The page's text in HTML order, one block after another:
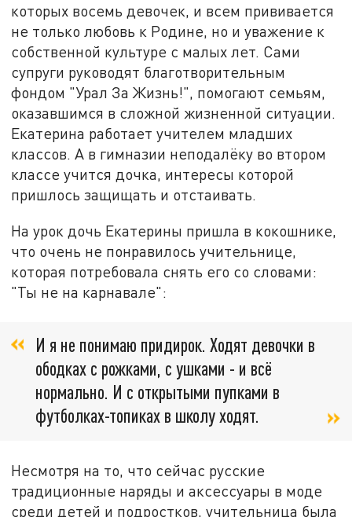
которых восемь девочек, и всем прививается
не только любовь к Родине, но и уважение к
собственной культуре с малых лет. Сами
супруги руководят благотворительным
фондом "Урал За Жизнь!", помогают семьям,
оказавшимся в сложной жизненной ситуации.
Екатерина работает учителем младших
классов. А в гимназии неподалёку во втором
классе учится дочка, интересы которой
пришлось защищать и отстаивать.
На урок дочь Екатерины пришла в кокошнике,
что очень не понравилось учительнице,
которая потребовала снять его со словами:
"Ты не на карнавале":
И я не понимаю придирок. Ходят девочки в
ободках с рожками, с ушками - и всё
нормально. И с открытыми пупками в
футболках-топиках в школу ходят.
Несмотря на то, что сейчас русские
традиционные наряды и аксессуары в моде
среди детей и подростков, учительница была